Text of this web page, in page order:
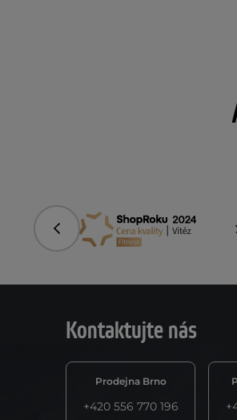
Předchozí
Kontaktujte nás
Prodejna Brno
+420 556 770 196